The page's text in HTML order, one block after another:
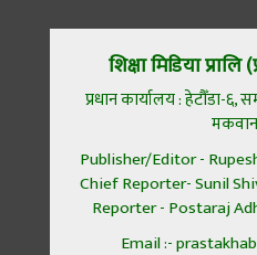
शिक्षा मिडिया
प्रधान कार्यालय : हेटौँडा-६,
Publisher/Editor -
Chief Reporter- Sunil
Reporter - Postaraj
Email :-